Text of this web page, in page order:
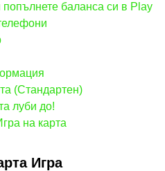
попълнете баланса си в Play
(Стандартен)
луби до!
на карта
Игра